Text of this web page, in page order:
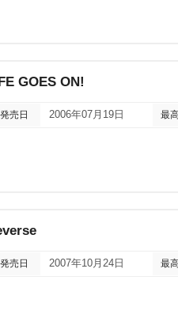
GOES ON!
発売日 2006年07月19日 最
発売日 2007年10月24日 最